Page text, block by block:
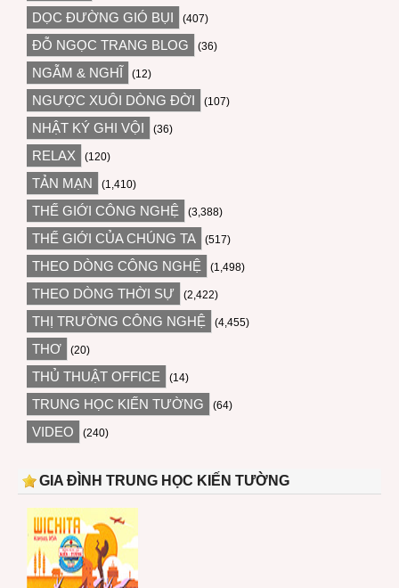
DỌC ĐƯỜNG GIÓ BỤI (407)
ĐỖ NGỌC TRANG BLOG (36)
NGẪM & NGHĨ (12)
NGƯỢC XUÔI DÒNG ĐỜI (107)
NHẬT KÝ GHI VỘI (36)
RELAX (120)
TẢN MẠN (1,410)
THẾ GIỚI CÔNG NGHỆ (3,388)
THẾ GIỚI CỦA CHÚNG TA (517)
THEO DÒNG CÔNG NGHỆ (1,498)
THEO DÒNG THỜI SỰ (2,422)
THỊ TRƯỜNG CÔNG NGHỆ (4,455)
THƠ (20)
THỦ THUẬT OFFICE (14)
TRUNG HỌC KIẾN TƯỜNG (64)
VIDEO (240)
GIA ĐÌNH TRUNG HỌC KIẾN TƯỜNG